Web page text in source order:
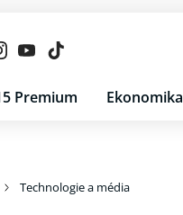
Premium Ekonomika
Technologie a média